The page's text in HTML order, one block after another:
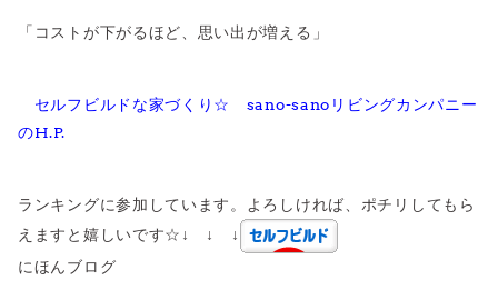
「コストが下がるほど、思い出が増える」
セルフビルドな家づくり☆ sano-sanoリビングカンパニー
のH.P.
ランキングに参加しています。よろしければ、ポチリしてもら
えますと嬉しいです☆↓ ↓ ↓
にほんブログ